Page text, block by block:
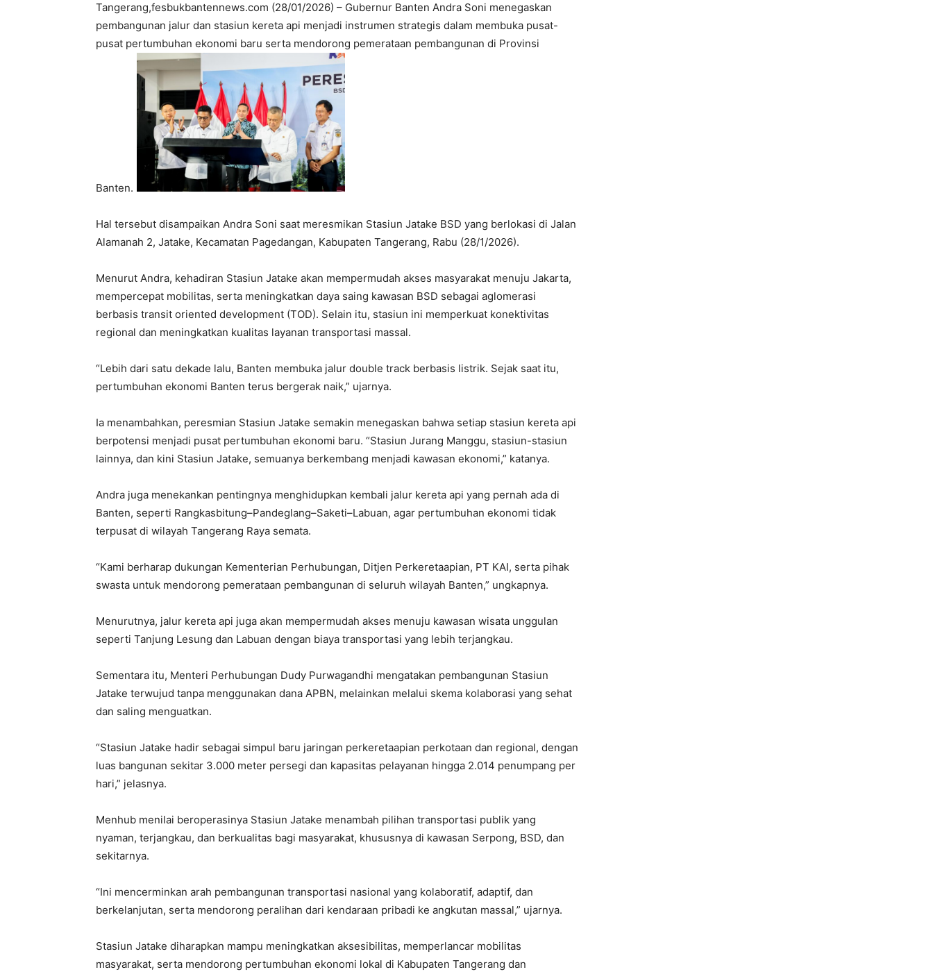
Tangerang,fesbukbantennews.com (28/01/2026) – Gubernur Banten Andra Soni menegaskan
pembangunan jalur dan stasiun kereta api menjadi instrumen strategis dalam membuka pusat-
pusat pertumbuhan ekonomi baru serta mendorong pemerataan pembangunan di Provinsi
Banten.
Hal tersebut disampaikan Andra Soni saat meresmikan Stasiun Jatake BSD yang berlokasi di Jalan
Alamanah 2, Jatake, Kecamatan Pagedangan, Kabupaten Tangerang, Rabu (28/1/2026).
Menurut Andra, kehadiran Stasiun Jatake akan mempermudah akses masyarakat menuju Jakarta,
mempercepat mobilitas, serta meningkatkan daya saing kawasan BSD sebagai aglomerasi
berbasis transit oriented development (TOD). Selain itu, stasiun ini memperkuat konektivitas
regional dan meningkatkan kualitas layanan transportasi massal.
“Lebih dari satu dekade lalu, Banten membuka jalur double track berbasis listrik. Sejak saat itu,
pertumbuhan ekonomi Banten terus bergerak naik,” ujarnya.
Ia menambahkan, peresmian Stasiun Jatake semakin menegaskan bahwa setiap stasiun kereta api
berpotensi menjadi pusat pertumbuhan ekonomi baru. “Stasiun Jurang Manggu, stasiun-stasiun
lainnya, dan kini Stasiun Jatake, semuanya berkembang menjadi kawasan ekonomi,” katanya.
Andra juga menekankan pentingnya menghidupkan kembali jalur kereta api yang pernah ada di
Banten, seperti Rangkasbitung–Pandeglang–Saketi–Labuan, agar pertumbuhan ekonomi tidak
terpusat di wilayah Tangerang Raya semata.
“Kami berharap dukungan Kementerian Perhubungan, Ditjen Perkeretaapian, PT KAI, serta pihak
swasta untuk mendorong pemerataan pembangunan di seluruh wilayah Banten,” ungkapnya.
Menurutnya, jalur kereta api juga akan mempermudah akses menuju kawasan wisata unggulan
seperti Tanjung Lesung dan Labuan dengan biaya transportasi yang lebih terjangkau.
Sementara itu, Menteri Perhubungan Dudy Purwagandhi mengatakan pembangunan Stasiun
Jatake terwujud tanpa menggunakan dana APBN, melainkan melalui skema kolaborasi yang sehat
dan saling menguatkan.
“Stasiun Jatake hadir sebagai simpul baru jaringan perkeretaapian perkotaan dan regional, dengan
luas bangunan sekitar 3.000 meter persegi dan kapasitas pelayanan hingga 2.014 penumpang per
hari,” jelasnya.
Menhub menilai beroperasinya Stasiun Jatake menambah pilihan transportasi publik yang
nyaman, terjangkau, dan berkualitas bagi masyarakat, khususnya di kawasan Serpong, BSD, dan
sekitarnya.
“Ini mencerminkan arah pembangunan transportasi nasional yang kolaboratif, adaptif, dan
berkelanjutan, serta mendorong peralihan dari kendaraan pribadi ke angkutan massal,” ujarnya.
Stasiun Jatake diharapkan mampu meningkatkan aksesibilitas, memperlancar mobilitas
masyarakat, serta mendorong pertumbuhan ekonomi lokal di Kabupaten Tangerang dan